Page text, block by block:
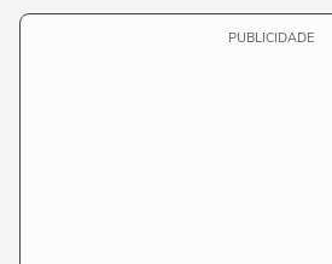
PUBLICIDADE